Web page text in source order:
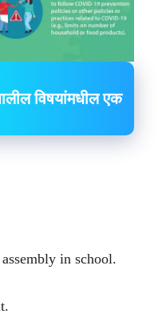
विषयांमधील एक
in school.